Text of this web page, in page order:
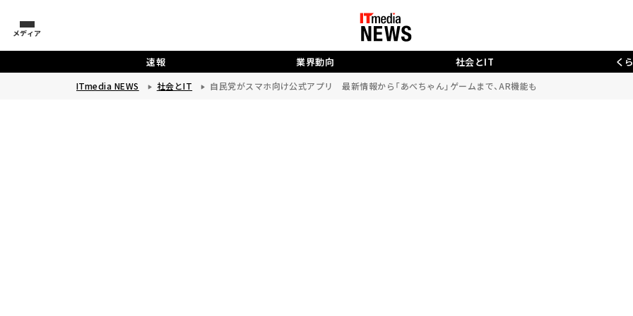
メディア
速報 業界動向 社会とIT く
ITmedia NEWS 社会とIT 自民党がスマホ向け公式アプリ 最新情報から「あべちゃん」ゲームまで、AR機能も